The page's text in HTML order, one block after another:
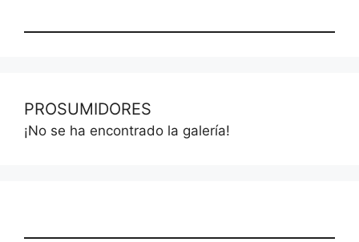
PROSUMIDORES
¡No se ha encontrado la galería!